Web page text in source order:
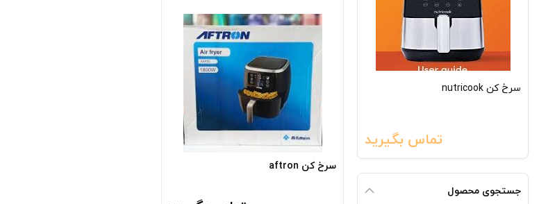
سرخ کن nutricook
تماس بگیرید
جستجوی محصول
سرخ کن aftron